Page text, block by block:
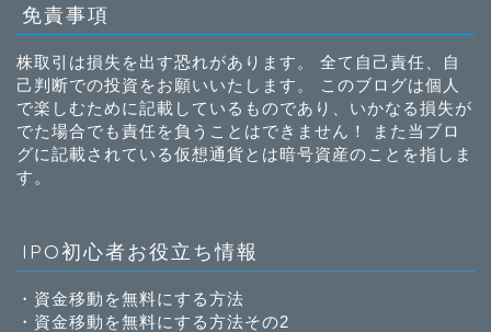
免責事項
株取引は損失を出す恐れがあります。 全て自己責任、自
己判断での投資をお願いいたします。 このブログは個人
で楽しむために記載しているものであり、いかなる損失が
でた場合でも責任を負うことはできません！ また当ブロ
グに記載されている仮想通貨とは暗号資産のことを指しま
す。
IPO初心者お役立ち情報
・ 資金移動を無料にする方法
・ 資金移動を無料にする方法その2